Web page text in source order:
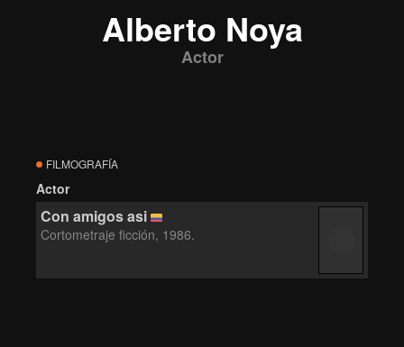
Alberto Noya
Actor
FILMOGRAFÍA
Actor
Con amigos asi
Cortometraje ficción, 1986.